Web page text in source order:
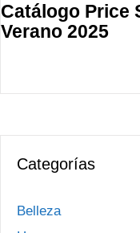
Catálogo Price
Verano 2025
Categorías
Belleza